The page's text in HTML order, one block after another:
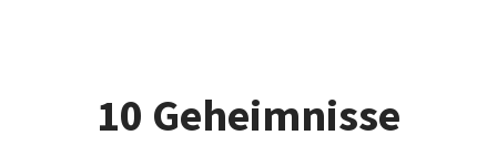
10 Geheimnisse